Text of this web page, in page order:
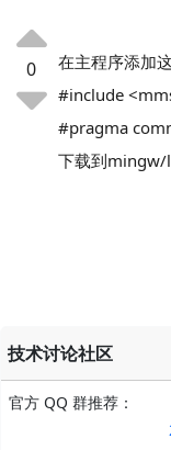
0
在主程序添加
#include
#pragma
下载到mingw/
技术讨论社区
官方 QQ 群推荐：